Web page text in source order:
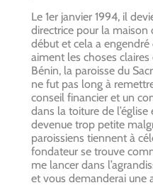
Le 1er janvier 1994, il
directrice pour la maison
début et cela a engendré
aiment les choses
Bénin, la paroisse du
ne fut pas long à
conseil financier et un
dans la toiture de
devenue trop petite
paroissiens tiennent à
fondateur se trouve
me lancer dans
et vous demanderai une